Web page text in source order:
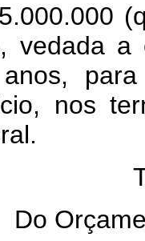
vedada
nos
Do